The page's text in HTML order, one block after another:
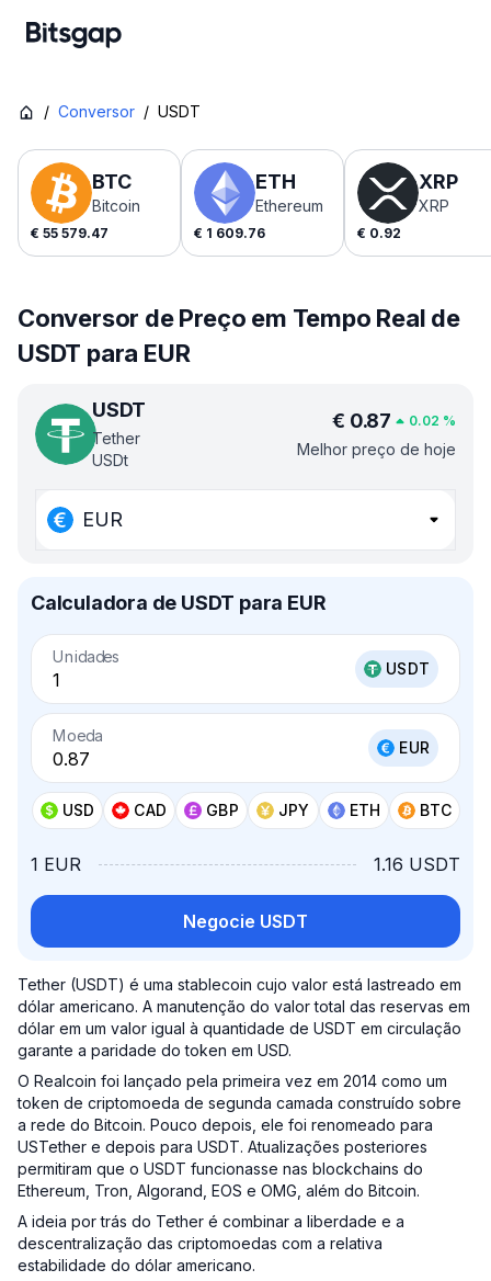
/ Conversor / USDT
BTC
Bitcoin
€ 55 579.47
ETH
Ethereum
€ 1 609.76
XRP
XRP
€ 0.92
Conversor de Preço em Tempo Real de
USDT para EUR
USDT
Tether
USDt
€ 0.87 0.02 %
Melhor preço de hoje
EUR
Calculadora de USDT para EUR
Unidades
USDT
Moeda
EUR
USD CAD GBP JPY ETH BTC
1 EUR 1.16 USDT
Negocie USDT
Tether (USDT) é uma stablecoin cujo valor está lastreado em
dólar americano. A manutenção do valor total das reservas em
dólar em um valor igual à quantidade de USDT em circulação
garante a paridade do token em USD.
O Realcoin foi lançado pela primeira vez em 2014 como um
token de criptomoeda de segunda camada construído sobre
a rede do Bitcoin. Pouco depois, ele foi renomeado para
USTether e depois para USDT. Atualizações posteriores
permitiram que o USDT funcionasse nas blockchains do
Ethereum, Tron, Algorand, EOS e OMG, além do Bitcoin.
A ideia por trás do Tether é combinar a liberdade e a
descentralização das criptomoedas com a relativa
estabilidade do dólar americano.